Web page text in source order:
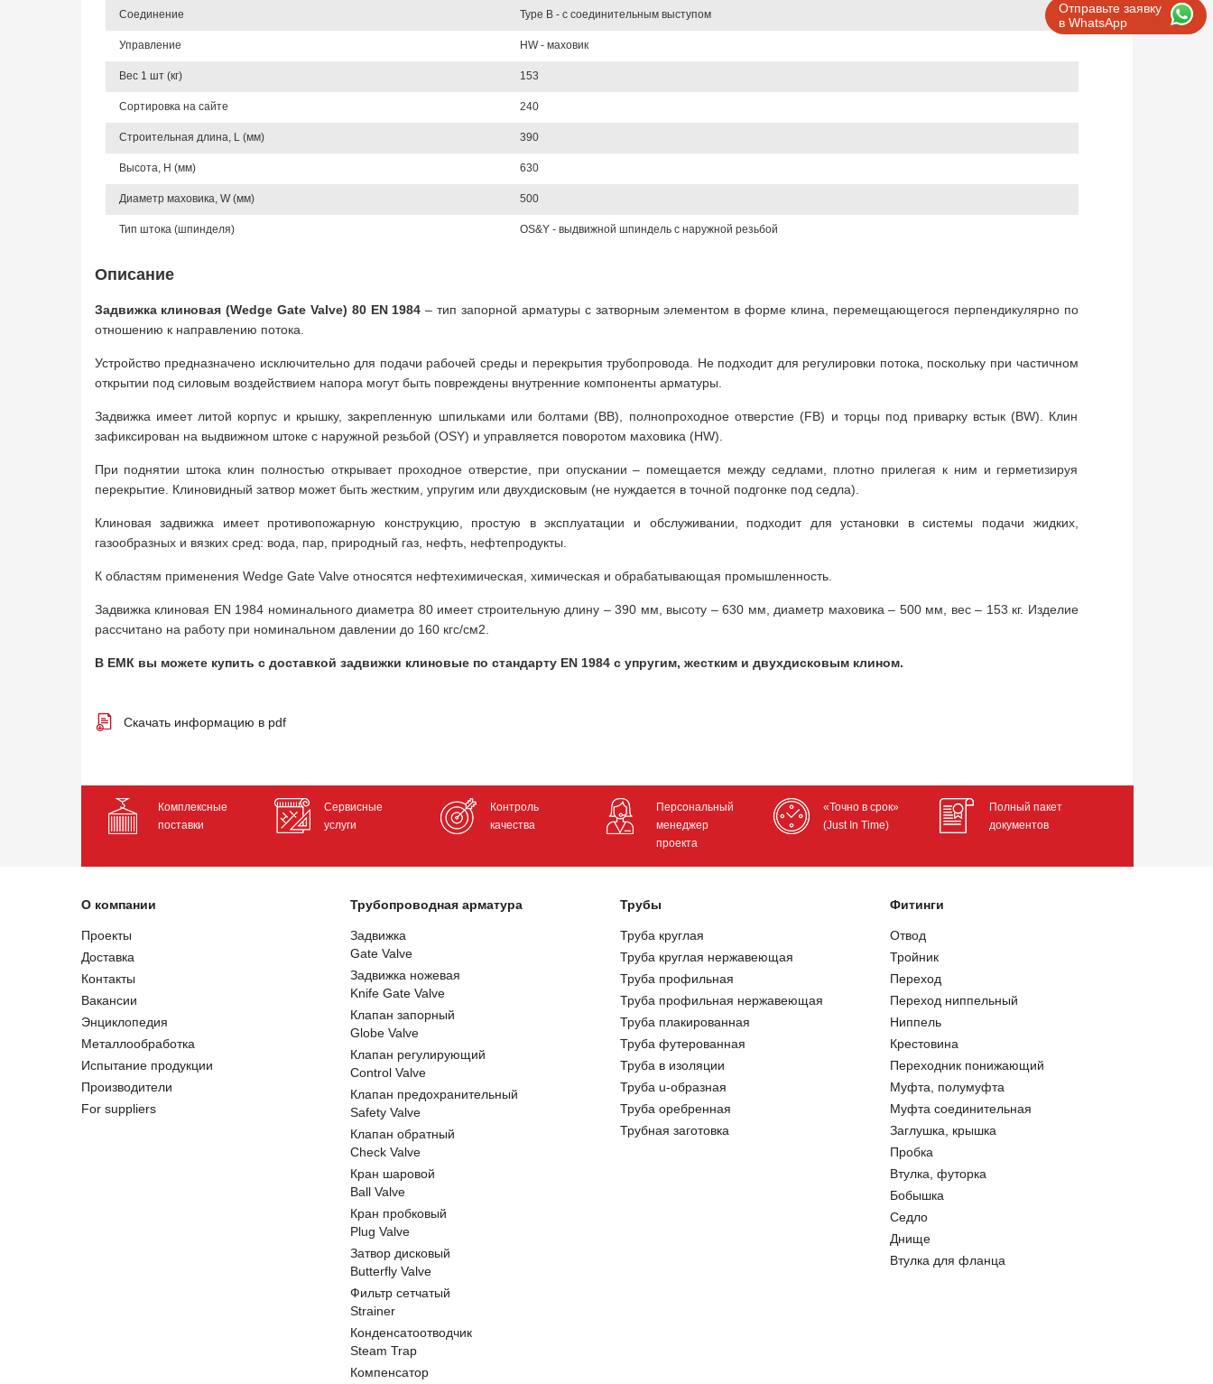
Отправьте заявку
в WhatsApp
Соединение Type B - с соединительным выступом
Управление HW - маховик
Вес 1 шт (кг) 153
Сортировка на сайте 240
Строительная длина, L (мм) 390
Высота, Н (мм) 630
Диаметр маховика, W (мм) 500
Тип штока (шпинделя) OS&Y - выдвижной шпиндель с наружной резьбой
Описание
Задвижка клиновая (Wedge Gate Valve) 80 EN 1984 – тип запорной арматуры с затворным элементом в форме клина, перемещающегося перпендикулярно по
отношению к направлению потока.
Устройство предназначено исключительно для подачи рабочей среды и перекрытия трубопровода. Не подходит для регулировки потока, поскольку при частичном
открытии под силовым воздействием напора могут быть повреждены внутренние компоненты арматуры.
Задвижка имеет литой корпус и крышку, закрепленную шпильками или болтами (BB), полнопроходное отверстие (FB) и торцы под приварку встык (BW). Клин
зафиксирован на выдвижном штоке с наружной резьбой (OSY) и управляется поворотом маховика (HW).
При поднятии штока клин полностью открывает проходное отверстие, при опускании – помещается между седлами, плотно прилегая к ним и герметизируя
перекрытие. Клиновидный затвор может быть жестким, упругим или двухдисковым (не нуждается в точной подгонке под седла).
Клиновая задвижка имеет противопожарную конструкцию, простую в эксплуатации и обслуживании, подходит для установки в системы подачи жидких,
газообразных и вязких сред: вода, пар, природный газ, нефть, нефтепродукты.
К областям применения Wedge Gate Valve относятся нефтехимическая, химическая и обрабатывающая промышленность.
Задвижка клиновая EN 1984 номинального диаметра 80 имеет строительную длину – 390 мм, высоту – 630 мм, диаметр маховика – 500 мм, вес – 153 кг. Изделие
рассчитано на работу при номинальном давлении до 160 кгс/cм2.
В ЕМК вы можете купить с доставкой задвижки клиновые по стандарту EN 1984 с упругим, жестким и двухдисковым клином.
Скачать информацию в pdf
Комплексные
поставки
Сервисные
услуги
Контроль
качества
Персональный
менеджер
проекта
«Точно в срок»
(Just In Time)
Полный пакет
документов
О компании
Проекты
Доставка
Контакты
Вакансии
Энциклопедия
Металлообработка
Испытание продукции
Производители
For suppliers
Трубопроводная арматура
Задвижка
Gate Valve
Задвижка ножевая
Knife Gate Valve
Клапан запорный
Globe Valve
Клапан регулирующий
Control Valve
Клапан предохранительный
Safety Valve
Клапан обратный
Check Valve
Кран шаровой
Ball Valve
Кран пробковый
Plug Valve
Затвор дисковый
Butterfly Valve
Фильтр сетчатый
Strainer
Конденсатоотводчик
Steam Trap
Компенсатор
Трубы
Труба круглая
Труба круглая нержавеющая
Труба профильная
Труба профильная нержавеющая
Труба плакированная
Труба футерованная
Труба в изоляции
Труба u-образная
Труба оребренная
Трубная заготовка
Фитинги
Отвод
Тройник
Переход
Переход ниппельный
Ниппель
Крестовина
Переходник понижающий
Муфта, полумуфта
Муфта соединительная
Заглушка, крышка
Пробка
Втулка, футорка
Бобышка
Седло
Днище
Втулка для фланца